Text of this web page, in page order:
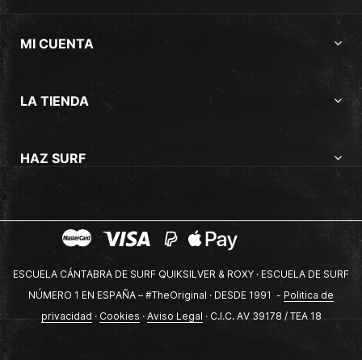
MI CUENTA
LA TIENDA
HAZ SURF
ESCUELA CÁNTABRA DE SURF QUIKSILVER & ROXY · ESCUELA DE SURF
NÚMERO 1 EN ESPAÑA – #TheOriginal · DESDE 1991 - Politica de
privacidad · Cookies · Aviso Legal · C.I.C. AV 39178 / TEA 18